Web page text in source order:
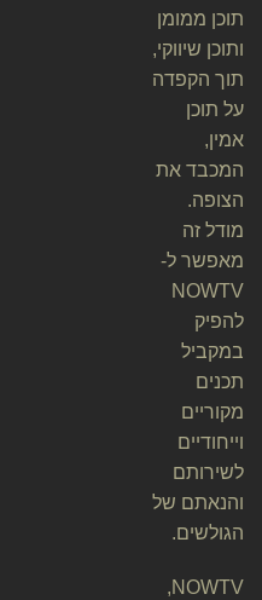
תוכן ממומן
ותוכן שיווקי,
תוך הקפדה
על תוכן
אמין,
המכבד את
הצופה.
מודל זה
מאפשר ל-
NOWTV
להפיק
במקביל
תכנים
מקוריים
וייחודיים
לשירותם
והנאתם של
הגולשים.
NOWTV,